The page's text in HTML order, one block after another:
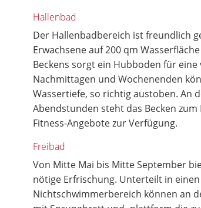
Hallenbad
Der Hallenbadbereich ist freundlich
Erwachsene auf 200 qm
Beckens sorgt ein Hubboden für
Nachmittagen und Wochenenden
Wassertiefe, so richtig austoben. An
Abendstunden steht das Becken
Fitness-Angebote zur Verfügung.
Freibad
Von Mitte Mai bis Mitte September
nötige Erfrischung. Unterteilt in
Nichtschwimmerbereich können an